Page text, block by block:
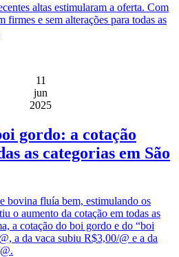
altas estimularam a oferta. Com
firmes e sem alterações para todas as
11
jun
2025
gordo: a cotação
as categorias em São
bovina fluía bem, estimulando os
o aumento da cotação em todas as
a cotação do boi gordo e do “boi
a da vaca subiu R$3,00/@ e a da